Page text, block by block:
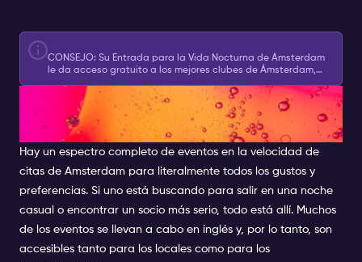
CONSEJO: Su Entrada para la Vida Nocturna de Ámsterdam
le da acceso gratuito a los mejores clubes de Ámsterdam,
SPEED CITAS EVENTOS
AMSTERDAM
Hay un espectro completo de eventos en la velocidad de
citas de Amsterdam para literalmente todos los gustos y
preferencias. Si uno está buscando para salir en una noche
casual o encontrar un socio más serio, todo está allí. Muchos
de los eventos se llevan a cabo en inglés y, por lo tanto, son
accesibles tanto para los locales como para los